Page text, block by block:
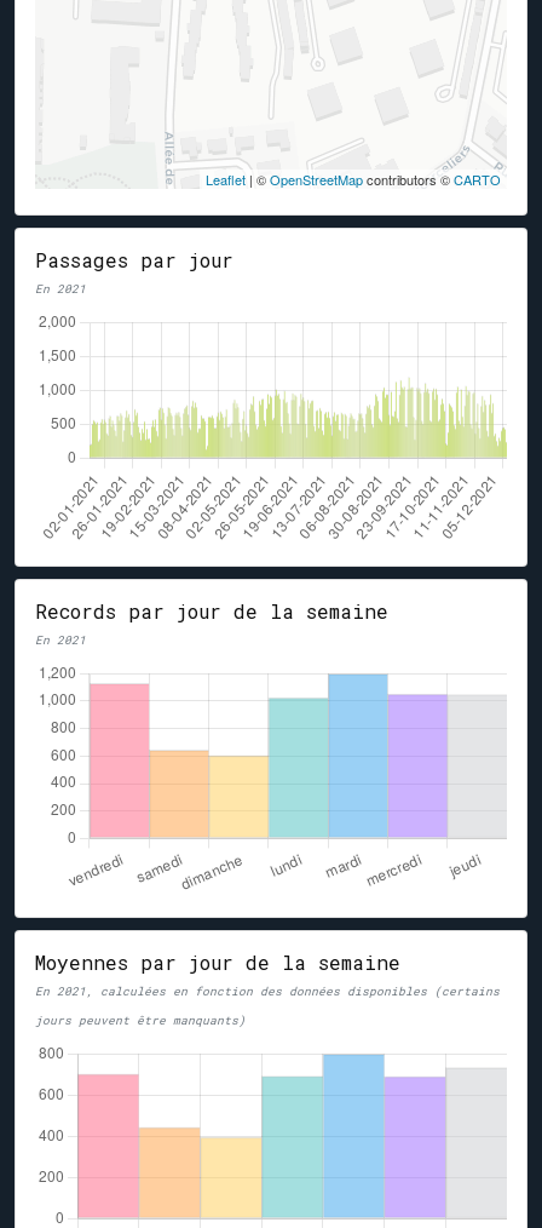
Leaflet | ©OpenStreetMapcontributors ©CARTO
Passages par jour
En 2021
Records par jour de la semaine
En 2021
Moyennes par jour de la semaine
En 2021, calculées en fonction des données disponibles (certains
jours peuvent être manquants)